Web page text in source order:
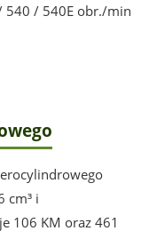
540 / 540E obr./min
cm³ i
106 KM oraz 461